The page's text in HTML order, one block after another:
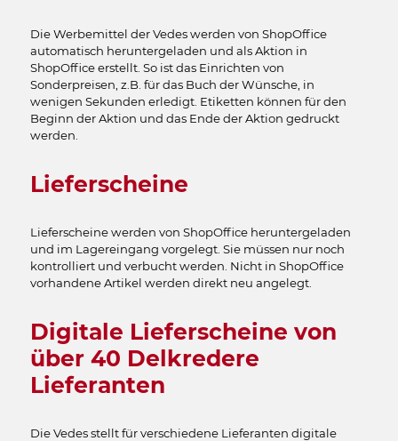
Die Werbemittel der Vedes werden von ShopOffice
automatisch heruntergeladen und als Aktion in
ShopOffice erstellt. So ist das Einrichten von
Sonderpreisen, z.B. für das Buch der Wünsche, in
wenigen Sekunden erledigt. Etiketten können für den
Beginn der Aktion und das Ende der Aktion gedruckt
werden.
Lieferscheine
Lieferscheine werden von ShopOffice heruntergeladen
und im Lagereingang vorgelegt. Sie müssen nur noch
kontrolliert und verbucht werden. Nicht in ShopOffice
vorhandene Artikel werden direkt neu angelegt.
Digitale Lieferscheine von
über 40 Delkredere
Lieferanten
Die Vedes stellt für verschiedene Lieferanten digitale